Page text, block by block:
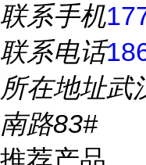
联系手机
联系电话
所在地址武
南路83#